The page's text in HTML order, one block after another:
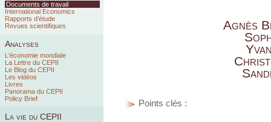
Documents de travail
International Economics
Rapports d’étude
Revues scientifiques
Analyses
L'économie mondiale
La Lettre du CEPII
Le Blog du CEPII
Les vidéos
Livres
Panorama du CEPII
Policy Brief
La vie du CEPII
Agnès
Points clés :